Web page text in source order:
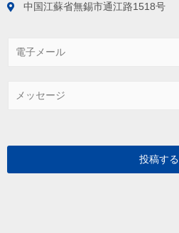
中国江蘇省無錫市通江路1518号
ル
ッ
投稿する